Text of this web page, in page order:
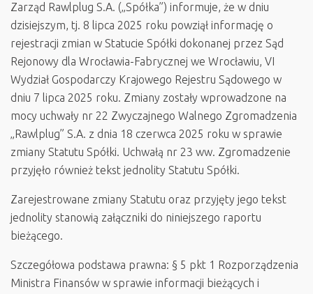
Zarząd Rawlplug S.A. („Spółka”) informuje, że w dniu
dzisiejszym, tj. 8 lipca 2025 roku powziął informację o
rejestracji zmian w Statucie Spółki dokonanej przez Sąd
Rejonowy dla Wrocławia-Fabrycznej we Wrocławiu, VI
Wydział Gospodarczy Krajowego Rejestru Sądowego w
dniu 7 lipca 2025 roku. Zmiany zostały wprowadzone na
mocy uchwały nr 22 Zwyczajnego Walnego Zgromadzenia
„Rawlplug” S.A. z dnia 18 czerwca 2025 roku w sprawie
zmiany Statutu Spółki. Uchwałą nr 23 ww. Zgromadzenie
przyjęło również tekst jednolity Statutu Spółki.
Zarejestrowane zmiany Statutu oraz przyjęty jego tekst
jednolity stanowią załączniki do niniejszego raportu
bieżącego.
Szczegółowa podstawa prawna: § 5 pkt 1 Rozporządzenia
Ministra Finansów w sprawie informacji bieżących i